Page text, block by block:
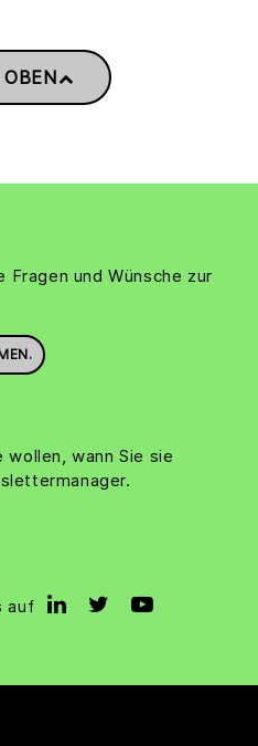
Fragen und Wünsche zur
wollen, wann Sie sie
auf